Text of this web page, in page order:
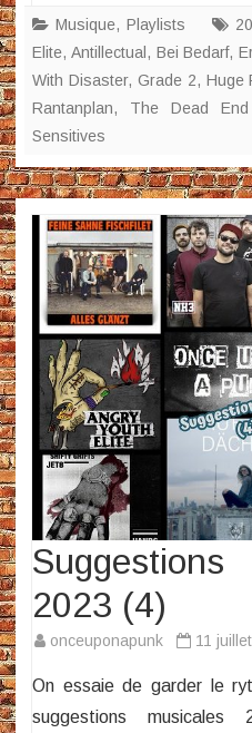
Musique, Playlists
Elite, Antillectual, Bei Bedarf,
With Disaster, Grade 2, Huge
Rantanplan, The Dead
Sensitives
2023 (4)
onceuponapunk 11
On essaie de garder le
suggestions musicales